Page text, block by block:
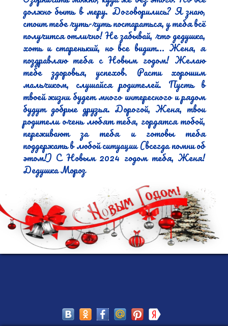
должно быть в меру. Договорились? Я знаю,
стоит тебе чуть-чуть постараться, у тебя всё
получится отлично! Не забывай, что дедушка,
хоть и старенький, но все видит... Женя, я
поздравляю тебя с Новым годом! Желаю
тебе здоровья, успехов. Расти хорошим
мальчиком, слушайся родителей. Пусть в
твоей жизни будет много интересного и рядом
будут добрые друзья. Дорогой, Женя, твои
родители очень любят тебя, гордятся тобой,
переживают за тебя и готовы тебя
поддержать в любой ситуации (всегда помни об
этом!) С Новым 2024 годом тебя, Женя!
Дедушка Мороз